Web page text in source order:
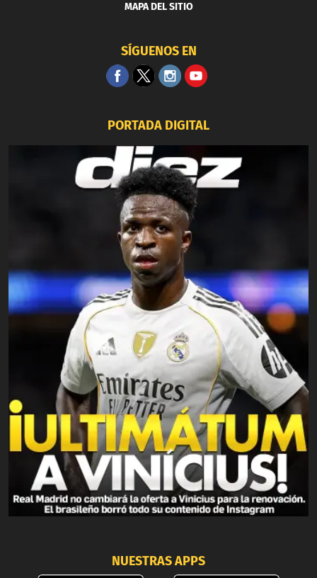
MAPA DEL SITIO
SÍGUENOS EN
PORTADA DIGITAL
NUESTRAS APPS